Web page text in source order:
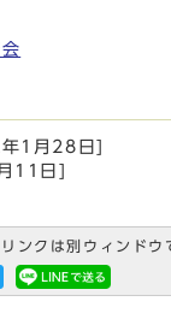
1月28日
11日
ンクは別ウィンドウ